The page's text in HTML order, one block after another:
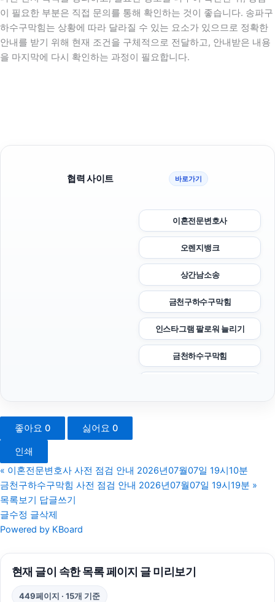
이 필요한 부분은 직접 문의를 통해 확인하는 것이 좋습니다. 송파구
하수구막힘는 상황에 따라 달라질 수 있는 요소가 있으므로 정확한
안내를 받기 위해 현재 조건을 구체적으로 전달하고, 안내받은 내용
을 마지막에 다시 확인하는 과정이 필요합니다.
협력 사이트 바로가기
이혼전문변호사
오렌지뱅크
상간남소송
금천구하수구막힘
인스타그램 팔로워 늘리기
금천하수구막힘
도봉하수구막힘
소액결제상품권
상간남소송
좋아요 0 싫어요 0
인쇄
« 이혼전문변호사 사전 점검 안내 2026년07월07일 19시10분
금천구하수구막힘 사전 점검 안내 2026년07월07일 19시19분 »
목록보기
답글쓰기
글수정 글삭제
Powered by KBoard
현재 글이 속한 목록 페이지 글 미리보기
449페이지 · 15개 기준